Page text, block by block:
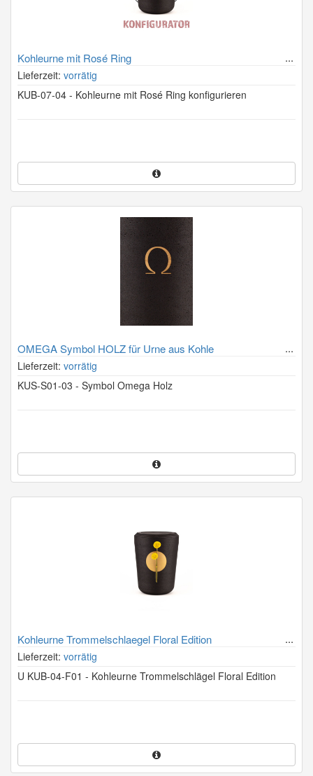
Kohleurne mit Rosé Ring
Lieferzeit: vorrätig
KUB-07-04 - Kohleurne mit Rosé Ring konfigurieren
OMEGA Symbol HOLZ für Urne aus Kohle
Lieferzeit: vorrätig
KUS-S01-03 - Symbol Omega Holz
Kohleurne Trommelschlaegel Floral Edition
Lieferzeit: vorrätig
U KUB-04-F01 - Kohleurne Trommelschlägel Floral Edition